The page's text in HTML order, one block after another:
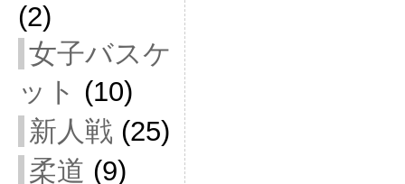
(2)
女子バスケ
ット (10)
新人戦 (25)
柔道 (9)